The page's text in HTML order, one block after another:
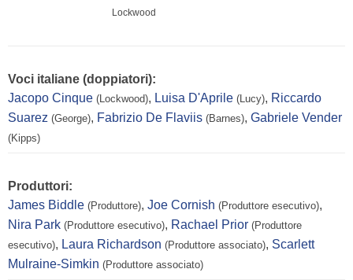
Lockwood
Voci italiane (doppiatori):
Jacopo Cinque (Lockwood), Luisa D'Aprile (Lucy), Riccardo
Suarez (George), Fabrizio De Flaviis (Barnes), Gabriele Vender
(Kipps)
Produttori:
James Biddle (Produttore), Joe Cornish (Produttore esecutivo),
Nira Park (Produttore esecutivo), Rachael Prior (Produttore
esecutivo), Laura Richardson (Produttore associato), Scarlett
Mulraine-Simkin (Produttore associato)